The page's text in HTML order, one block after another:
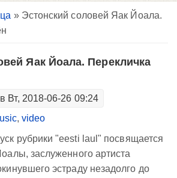
» Эстонский соловей Яак Йоала.
Яак Йоала. Перекличка
в Вт, 2018-06-26 09:24
,video
рубрики "eesti laul" посвящается
заслуженного артиста
эстраду незадолго до